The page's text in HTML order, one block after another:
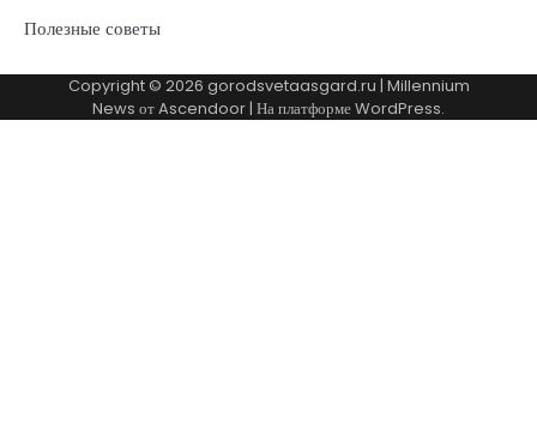
Полезные советы
Copyright © 2026 gorodsvetaasgard.ru | Millennium
News отAscendoor | На платформеWordPress.